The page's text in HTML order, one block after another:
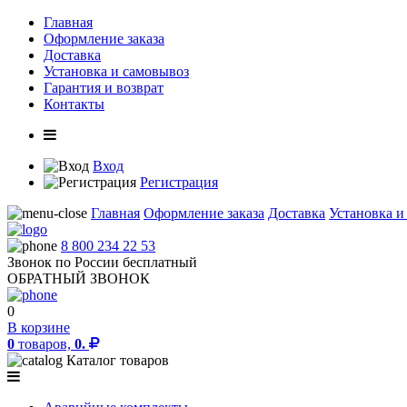
Главная
Оформление заказа
Доставка
Установка и самовывоз
Гарантия и возврат
Контакты
Вход
Регистрация
Главная Оформление заказа Доставка Установка
8 800 234 22 53
Звонок по России бесплатный
ОБРАТНЫЙ ЗВОНОК
0
В корзине
0 товаров, 0.
Каталог товаров